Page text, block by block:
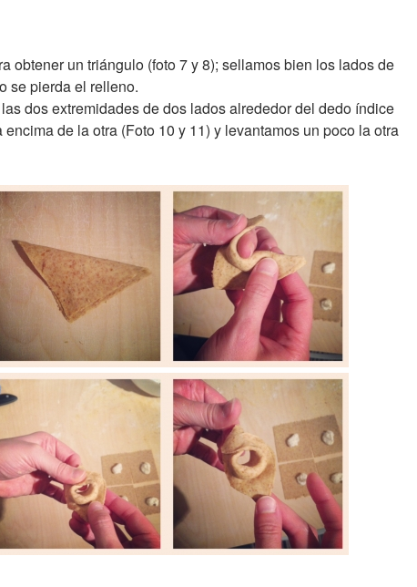
obtener un triángulo (foto 7 y 8); sellamos bien los lados de
se pierda el relleno.
dos extremidades de dos lados alrededor del dedo índice
de la otra (Foto 10 y 11) y levantamos un poco la otra